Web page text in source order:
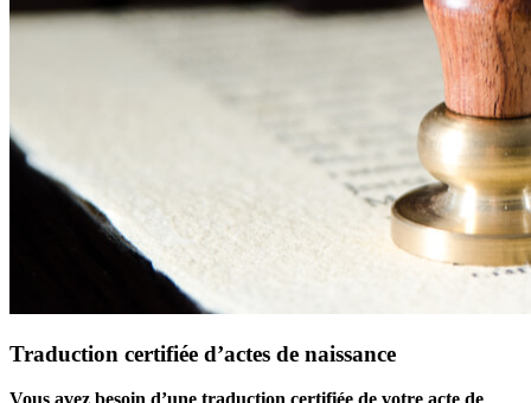
Traduction certifiée d’actes de naissance